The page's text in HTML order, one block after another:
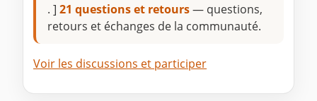
. ] 21 questions et retours— questions,
retours et échanges de la communauté.
Voir les discussions et participer